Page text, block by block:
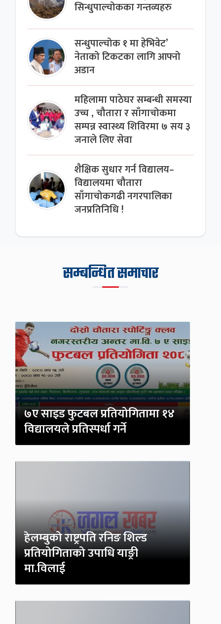
सिन्धुपाल्चोकका गन्तव्यहरु
सन्धुपाल्चोक १ मा हेभिवेट’
नेताको टिकटका लागि आफ्नो
अडान
महिलामा पाठेघर सम्बन्धी समस्या
उच्च , चौतारा र साँगाचोकमा
सम्पन्न स्वास्थ्य शिविरमा ७ सय ३
जनाले लिए सेवा
शैक्षिक सुधार गर्न विद्यालय–
विद्यालयमा चौतारा
साँगाचोकगढी नगरपालिका
जनप्रतिनिधि !
सम्बन्धित समाचार
७ए साइड फुटबल प्रतियोगितामा १४
विद्यालयले प्रतिस्पर्धा गर्ने
हेलम्बुको राष्ट्रपति रनिङ शिल्ड
प्रतियोगिताको उपाधि याङ्री
मा.विलाई